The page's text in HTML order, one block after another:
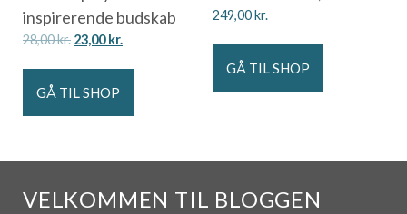
inspirerende budskab
28,00kr. 23,00kr.
GÅ TIL SHOP
249,00kr.
GÅ TIL SHOP
VELKOMMEN TIL BLOGGEN